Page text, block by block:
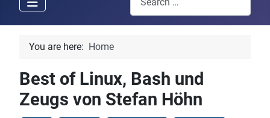
You are here: Home
Best of Linux, Bash und
Zeugs von Stefan Höhn